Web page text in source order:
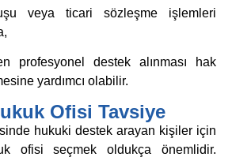
veya ticari sözleşme işlemleri
profesyonel destek alınması hak
yardımcı olabilir.
Ofisi Tavsiye
hukuki destek arayan kişiler için
ofisi seçmek oldukça önemlidir.